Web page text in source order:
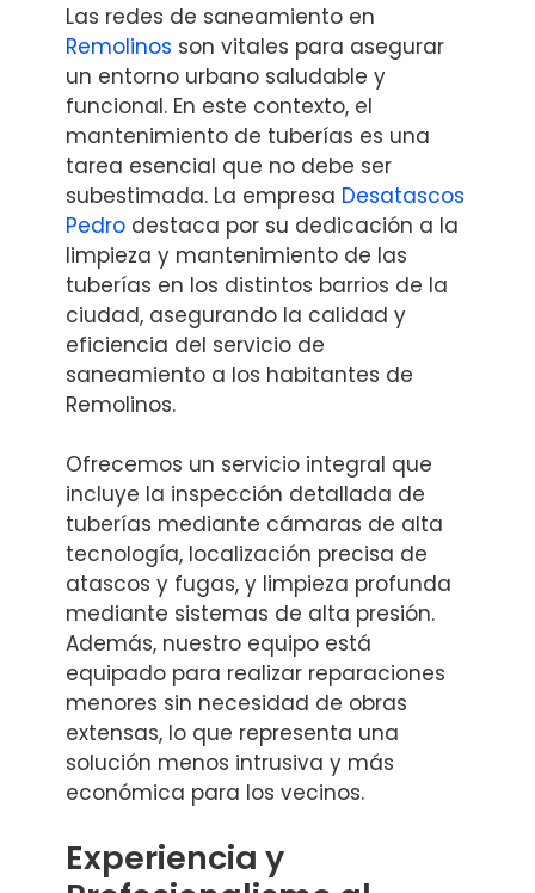
Las redes de saneamiento en
Remolinos son vitales para asegurar
un entorno urbano saludable y
funcional. En este contexto, el
mantenimiento de tuberías es una
tarea esencial que no debe ser
subestimada. La empresa Desatascos
Pedro destaca por su dedicación a la
limpieza y mantenimiento de las
tuberías en los distintos barrios de la
ciudad, asegurando la calidad y
eficiencia del servicio de
saneamiento a los habitantes de
Remolinos.
Ofrecemos un servicio integral que
incluye la inspección detallada de
tuberías mediante cámaras de alta
tecnología, localización precisa de
atascos y fugas, y limpieza profunda
mediante sistemas de alta presión.
Además, nuestro equipo está
equipado para realizar reparaciones
menores sin necesidad de obras
extensas, lo que representa una
solución menos intrusiva y más
económica para los vecinos.
Experiencia y